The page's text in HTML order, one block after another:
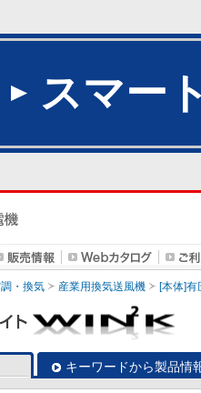
スマー
・換気 産業用換気送風機 [本体]有
キーワードから製品情